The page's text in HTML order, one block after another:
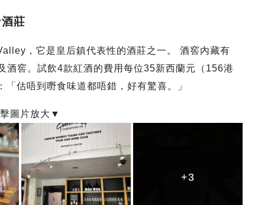
莊
，它是皇后鎮代表性的酒莊之一。 酒窖內藏有
酒窖。試飲4款紅酒的費用每位35新西蘭元（156港
估唔到嘢食味道都唔錯，好有驚喜。」
+3
+3
+3